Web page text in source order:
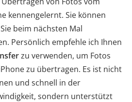
kennengelernt. Sie können
beim nächsten Mal
Persönlich empfehle ich Ihnen
zu verwenden, um Fotos
zu übertragen. Es ist nicht
und schnell in der
sondern unterstützt